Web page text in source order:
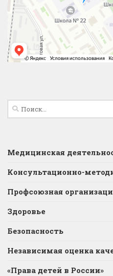
Найти:
Медицинская
Консультационно-
Профсоюзная
Здоровье
Безопасность
Независимая оценка
«Права детей в России»